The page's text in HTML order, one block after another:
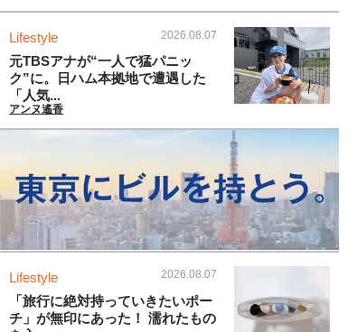
Lifestyle 2026.08.07
元TBSアナが“一人で猛パニッ
ク”に。日ハム本拠地で遭遇した
「人気...
アンヌ遙香
Lifestyle 2026.08.07
「旅行に絶対持っていきたいポー
チ」が無印にあった！ 濡れたもの